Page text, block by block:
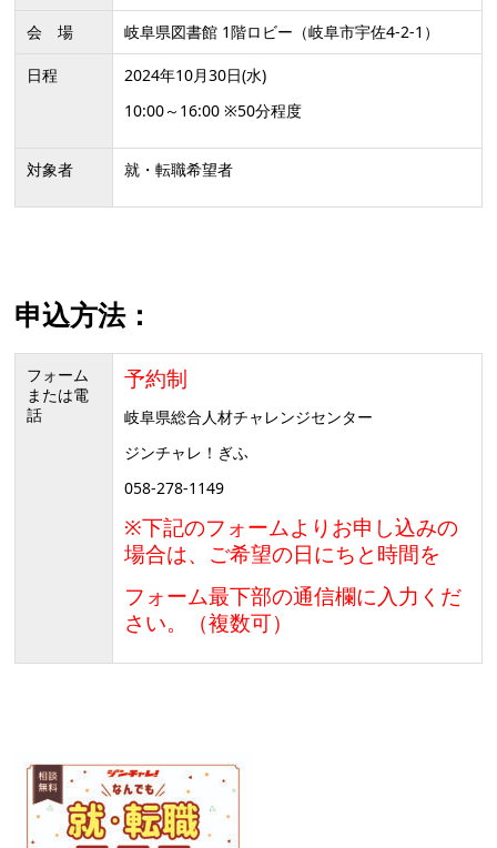
会 場 岐阜県図書館 1階ロビー（岐阜市宇佐4-2-1）
日程
2024年10月30日(水)
10:00～16:00 ※50分程度
対象者 就・転職希望者
申込方法：
フォーム
または電
話
予約制
岐阜県総合人材チャレンジセンター
ジンチャレ！ぎふ
058-278-1149
※下記のフォームよりお申し込みの
場合は、ご希望の日にちと時間を
フォーム最下部の通信欄に入力くだ
さい。（複数可）